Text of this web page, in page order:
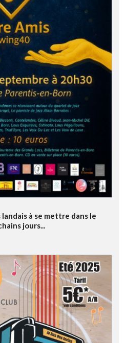
à se mettre dans le
jours...